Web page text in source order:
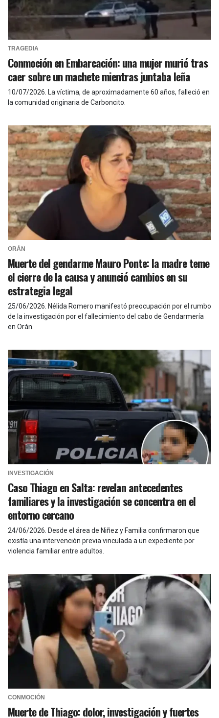
TRAGEDIA
Conmoción en Embarcación: una mujer murió tras
caer sobre un machete mientras juntaba leña
10/07/2026 La víctima, de aproximadamente 60 años, falleció en
la comunidad originaria de Carboncito.
ORÁN
Muerte del gendarme Mauro Ponte: la madre teme
el cierre de la causa y anunció cambios en su
estrategia legal
25/06/2026 Nélida Romero manifestó preocupación por el rumbo
de la investigación por el fallecimiento del cabo de Gendarmería
en Orán.
INVESTIGACIÓN
Caso Thiago en Salta: revelan antecedentes
familiares y la investigación se concentra en el
entorno cercano
24/06/2026 Desde el área de Niñez y Familia confirmaron que
existía una intervención previa vinculada a un expediente por
violencia familiar entre adultos.
CONMOCIÓN
Muerte de Thiago: dolor, investigación y fuertes